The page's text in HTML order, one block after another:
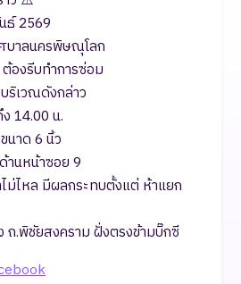
ธ์ 2569
บาลนครพิษณุโลก
องรีบทำการซ่อม
ริเวณดังกล่าว
14.00 น.
นาด 6 นิ้ว
านหน้าซอย 9
ม่ไหล มีผลกระทบตั้งแต่ ห้าแยก
ถ.พิชัยสงคราม ฝั่งตรงข้ามบิ๊กซี